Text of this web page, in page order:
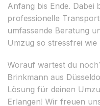
Anfang bis Ende. Dabei
professionelle
umfassende Beratung
Umzug so stressfrei
Worauf wartest du
Brinkmann aus
Lösung für deinen
Erlangen! Wir freuen